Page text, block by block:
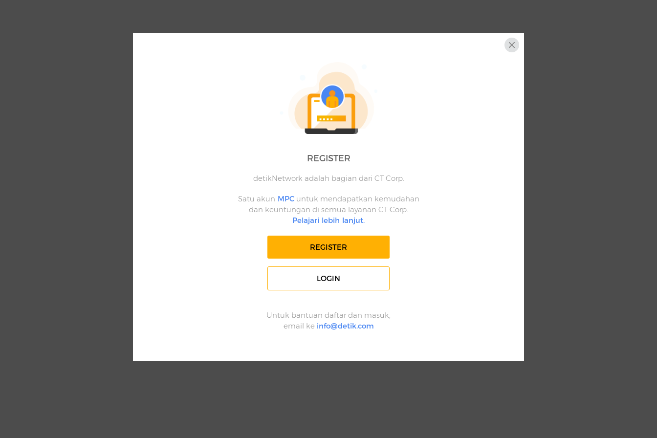
REGISTER
detikNetwork adalah bagian dari CT Corp.
Satu akun MPCuntuk mendapatkan kemudahan
dan keuntungan di semua layanan CT Corp.
Pelajari lebih lanjut.
REGISTER
LOGIN
Untuk bantuan daftar dan masuk,
email ke info@detik.com